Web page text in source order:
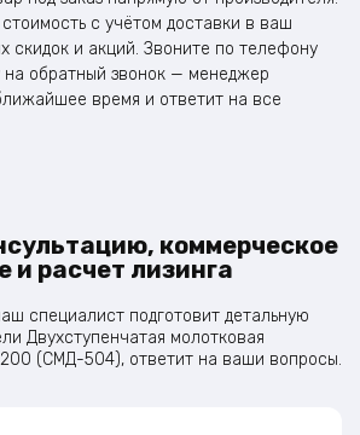
с учётом доставки в ваш
скидок и акций. Звоните по телефону
на обратный звонок — менеджер
время и ответит на все
коммерческое
и расчет лизинга
специалист подготовит детальную
Двухступенчатая молотковая
(СМД-504), ответит на ваши вопросы.